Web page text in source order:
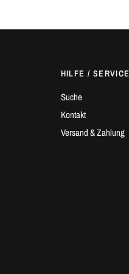
HILFE / SERVICE
Suche
Kontakt
Versand & Zahlung